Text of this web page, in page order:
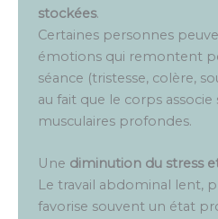
stockées.
Certaines personnes
émotions qui remontent
séance (tristesse, colère,
au fait que le corps
musculaires profondes.
Une diminution du stress
Le travail abdominal lent,
favorise souvent un état